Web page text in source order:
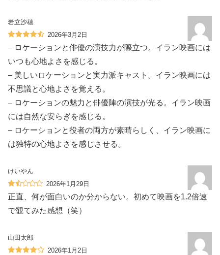
岩立沙穂
2026年3月2日
– ロケーションと俳優の演技力が際立つ。イラン映画には
いつも心地よさを感じる。
– 美しいロケーションと実力派キャスト。イラン映画には
不思議と心地よさを覚える。
– ロケーションの魅力と俳優陣の演技が光る。イラン映画
には自然な安らぎを感じる。
– ロケーションと役者の両方が素晴らしく、イラン映画に
は独特の心地よさを感じさせる。
けいやん
2026年1月29日
正直、何が面白いのか分からない。初めて映画を1.2倍速
で観てみた感想（笑）
山田太郎
2026年1月2日